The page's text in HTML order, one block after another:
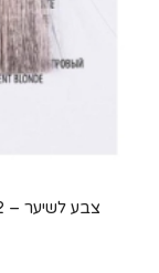
צבע לשיער – 8.12 ננופלקס מולטי פיגמנט – אוקטן פרל